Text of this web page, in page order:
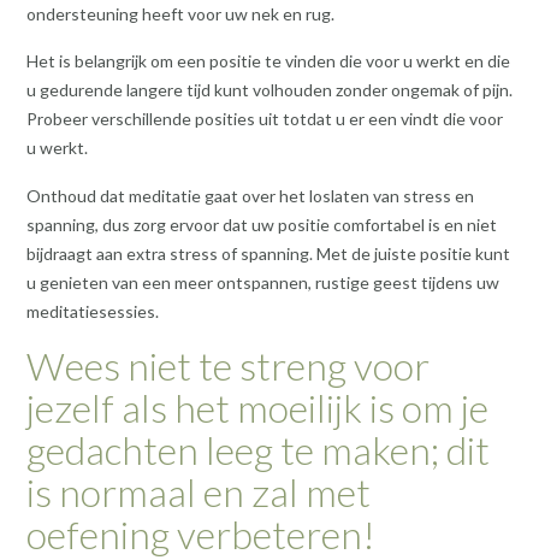
ondersteuning heeft voor uw nek en rug.
Het is belangrijk om een positie te vinden die voor u werkt en die
u gedurende langere tijd kunt volhouden zonder ongemak of pijn.
Probeer verschillende posities uit totdat u er een vindt die voor
u werkt.
Onthoud dat meditatie gaat over het loslaten van stress en
spanning, dus zorg ervoor dat uw positie comfortabel is en niet
bijdraagt aan extra stress of spanning. Met de juiste positie kunt
u genieten van een meer ontspannen, rustige geest tijdens uw
meditatiesessies.
Wees niet te streng voor
jezelf als het moeilijk is om je
gedachten leeg te maken; dit
is normaal en zal met
oefening verbeteren!